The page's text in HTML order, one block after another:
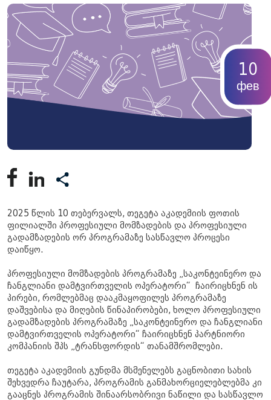
გადამზადების ორ
პროგრამაზე სასწავლო
პროცესი დაიწყო
10
фев
2025 წლის 10 თებერვალს, თეგეტა აკადემიის ფოთის
ფილიალში პროფესიული მომზადების და პროფესიული
გადამზადების ორ პროგრამაზე სასწავლო პროცესი
დაიწყო.
პროფესიული მომზადების პროგრამაზე „საკონტეინერო და
ჩანგლიანი დამტვირთველის ოპერატორი“ ჩაირიცხნენ ის
პირები, რომლებმაც დააკმაყოფილეს პროგრამაზე
დაშვებისა და მიღების წინაპირობები, ხოლო პროფესიული
გადამზადების პროგრამაზე „საკონტეინერო და ჩანგლიანი
დამტვირთველის ოპერატორი“ ჩაირიცხნენ პარტნიორი
კომპანიის შპს „ტრანსფორდის“ თანამშრომლები.
თეგეტა აკადემიის გუნდმა მსმენელებს გაცნობითი სახის
შეხვედრა ჩაუტარა, პროგრამის განმახორციელებლებმა კი
გააცნეს პროგრამის შინაარსობრივი ნაწილი და სასწავლო